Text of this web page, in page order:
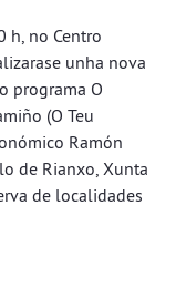
h, no Centro
unha nova
programa O
(O Teu
Ramón
de Rianxo, Xunta
de localidades